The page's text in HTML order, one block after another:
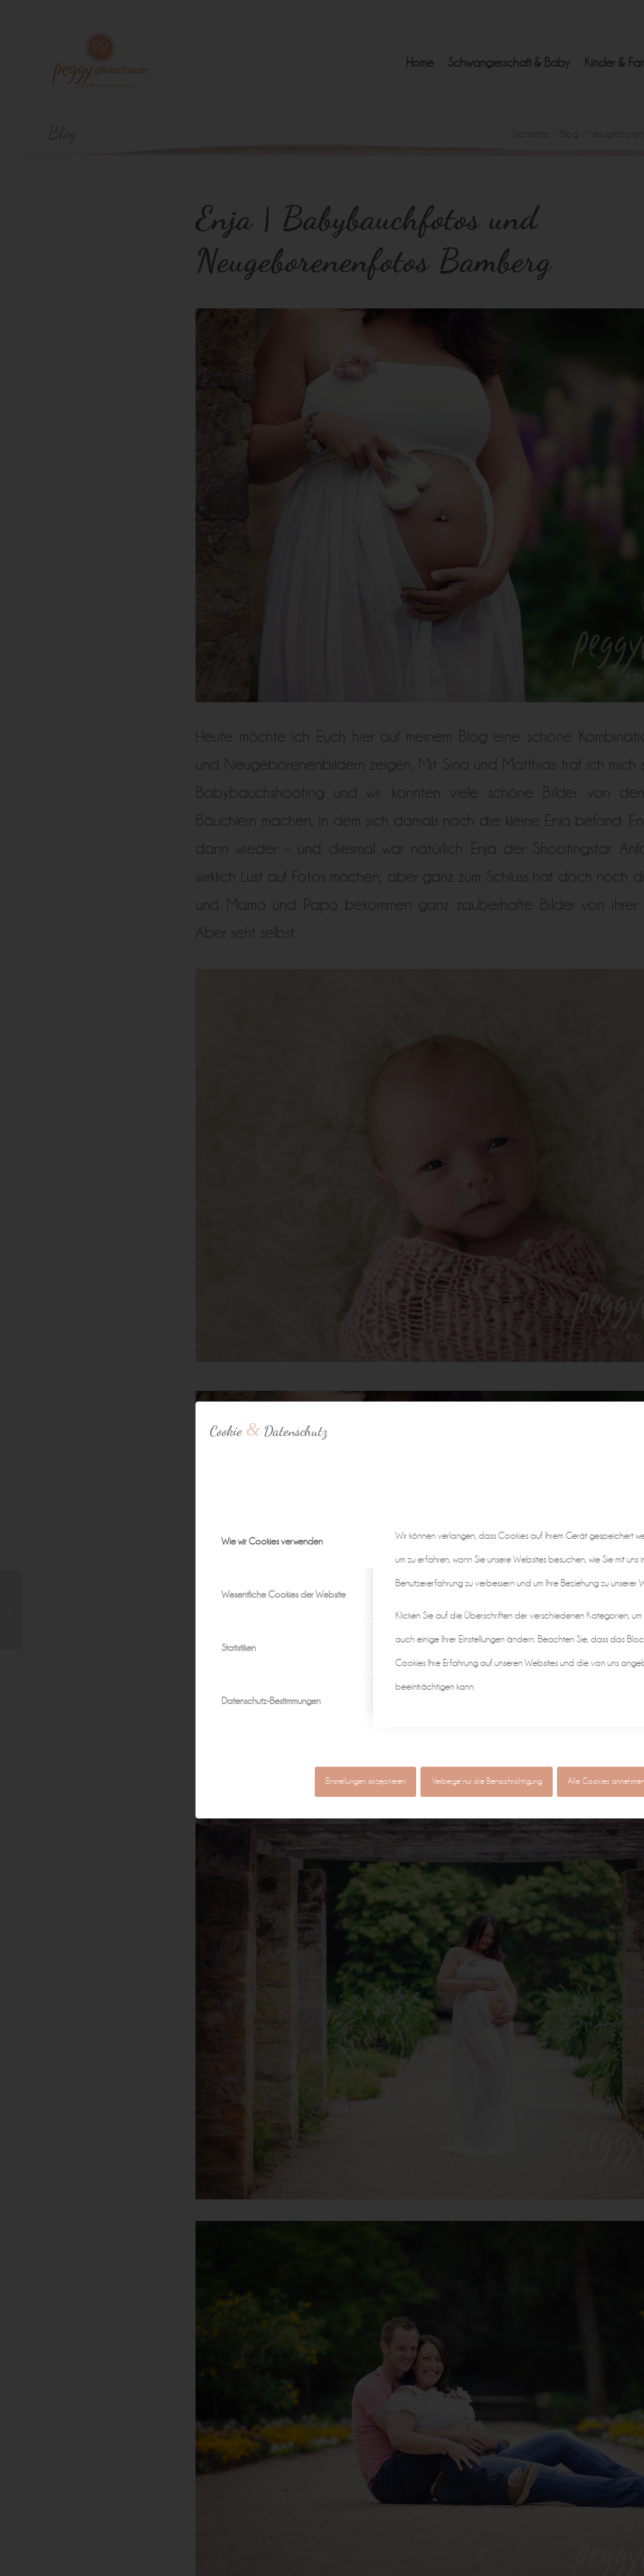
Cookie & Datenschutz
Wie wir Cookies verwenden
Wesentliche Cookies der Website
Statistiken
Datenschutz-Bestimmungen
Wir können verlangen, dass Cookies auf Ihrem Gerät gespeichert
um zu erfahren, wann Sie unsere Websites besuchen, wie Sie mit uns
Benutzererfahrung zu verbessern und um Ihre Beziehung zu
Klicken Sie auf die Überschriften der verschiedenen Kategorien, um
auch einige Ihrer Einstellungen ändern. Beachten Sie, dass das
Cookies Ihre Erfahrung auf unseren Websites und die von uns
beeinträchtigen kann.
Einstellungen akzeptieren Verberge nur die Benachrichtigung Alle Cookies annehmen
Home Schwangerschaft & Baby Kinder &
Enja | Babybauchfotos und
Neugeborenenfotos Bamberg
Heute möchte ich Euch hier auf meinem Blog eine schöne
und Neugeborenenbildern zeigen. Mit Sina und Matthias traf ich mich
Babybauchshooting und wir konnten viele schöne Bilder von
Bäuchlein machen, in dem sich damals noch die kleine Enja befand.
dann wieder – und diesmal war natürlich Enja der Shootingstar.
wirklich Lust auf Fotos machen, aber ganz zum Schluss hat doch noch
und Mama und Papa bekommen ganz zauberhafte Bilder von ihrer
Aber seht selbst…